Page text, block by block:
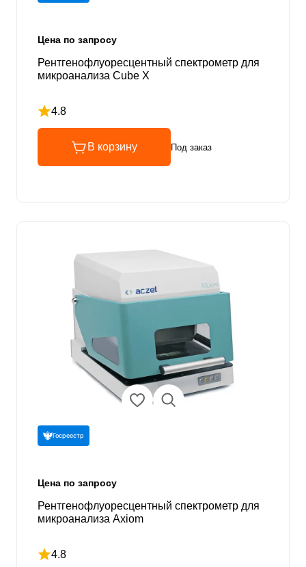
Цена по запросу
Рентгенофлуоресцентный спектрометр для
микроанализа Cube Х
4.8
Рейтинг 4.8 из 5
В корзину Под заказ
Госреестр
Цена по запросу
Рентгенофлуоресцентный спектрометр для
микроанализа Axiom
4.8
Рейтинг 4.8 из 5